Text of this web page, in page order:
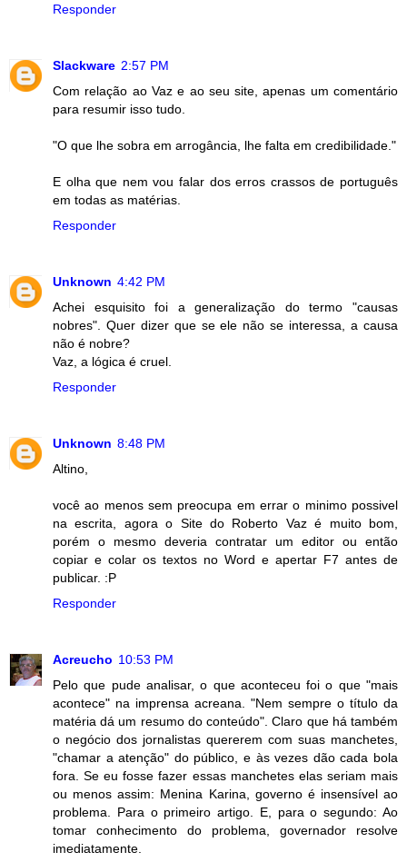
Responder
Slackware 2:57 PM
Com relação ao Vaz e ao seu site, apenas um comentário
para resumir isso tudo.
"O que lhe sobra em arrogância, lhe falta em credibilidade."
E olha que nem vou falar dos erros crassos de português
em todas as matérias.
Responder
Unknown 4:42 PM
Achei esquisito foi a generalização do termo "causas
nobres". Quer dizer que se ele não se interessa, a causa
não é nobre?
Vaz, a lógica é cruel.
Responder
Unknown 8:48 PM
Altino,
você ao menos sem preocupa em errar o minimo possivel
na escrita, agora o Site do Roberto Vaz é muito bom,
porém o mesmo deveria contratar um editor ou então
copiar e colar os textos no Word e apertar F7 antes de
publicar. :P
Responder
Acreucho 10:53 PM
Pelo que pude analisar, o que aconteceu foi o que "mais
acontece" na imprensa acreana. "Nem sempre o título da
matéria dá um resumo do conteúdo". Claro que há também
o negócio dos jornalistas quererem com suas manchetes,
"chamar a atenção" do público, e às vezes dão cada bola
fora. Se eu fosse fazer essas manchetes elas seriam mais
ou menos assim: Menina Karina, governo é insensível ao
problema. Para o primeiro artigo. E, para o segundo: Ao
tomar conhecimento do problema, governador resolve
imediatamente.